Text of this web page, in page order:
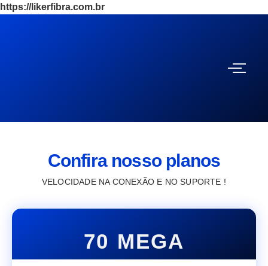
https://likerfibra.com.br
Confira nosso planos
VELOCIDADE NA CONEXÃO E NO SUPORTE !
70 MEGA